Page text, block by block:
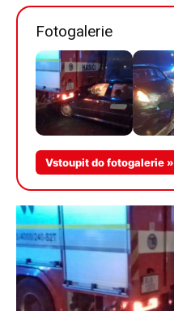
Fotogalerie
Vstoupit do fotogalerie »